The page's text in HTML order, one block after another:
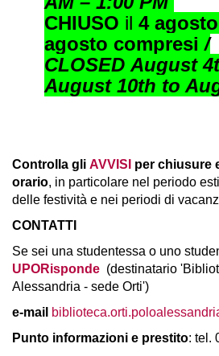
CHIUSO il 4 agosto
agosto compresi/
CLOSED August
August 10th to
Controlla gli AVVISI per chiusure
orario, in particolare nel periodo
delle festività e nei periodi di
CONTATTI
Se sei una studentessa o uno
UPORisponde (destinatario
Alessandria - sede Orti')
e-mail
Punto informazioni e prestito: tel.